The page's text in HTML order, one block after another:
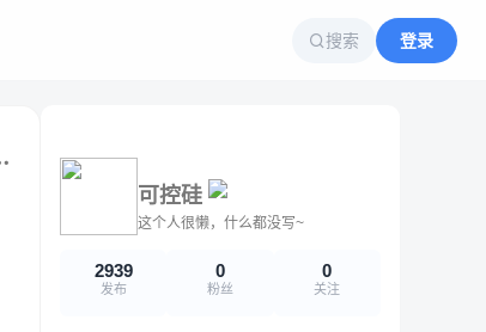
搜索 登录
可控硅
这个人很懒，什么都没写~
2939
发布
0
粉丝
0
关注